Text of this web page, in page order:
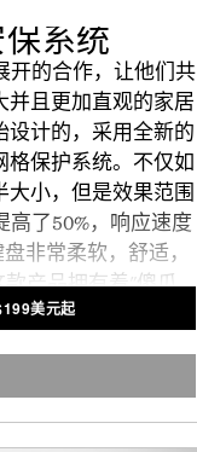
保系统
开的合作，让他们共
并且更加直观的家居
设计的，采用全新的
格保护系统。不仅如
大小，但是效果范围
高了50%，响应速度
非常柔软，舒适，
产品拥有着"傻瓜
以装好，并且无需
成为全美
键因素之一。
199美元起